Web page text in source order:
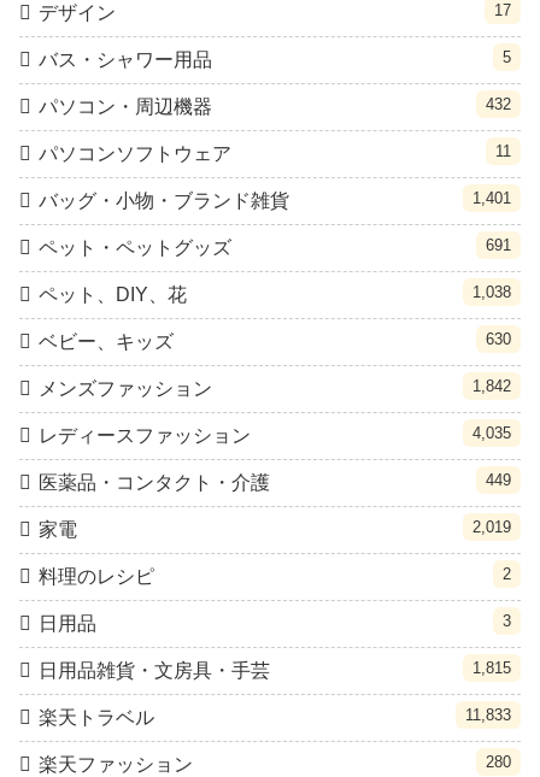
デザイン 17
バス・シャワー用品 5
パソコン・周辺機器 432
パソコンソフトウェア 11
バッグ・小物・ブランド雑貨 1,401
ペット・ペットグッズ 691
ペット、DIY、花 1,038
ベビー、キッズ 630
メンズファッション 1,842
レディースファッション 4,035
医薬品・コンタクト・介護 449
家電 2,019
料理のレシピ 2
日用品 3
日用品雑貨・文房具・手芸 1,815
楽天トラベル 11,833
楽天ファッション 280